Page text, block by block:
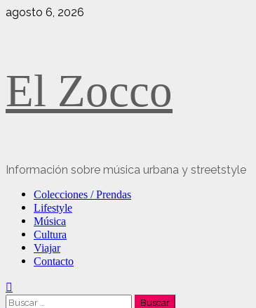
Saltar
agosto 6, 2026
El Zocco
Información sobre música urbana y streetstyle
Menú
principal
Colecciones / Prendas
Lifestyle
Música
Cultura
Viajar
Contacto
Buscar: